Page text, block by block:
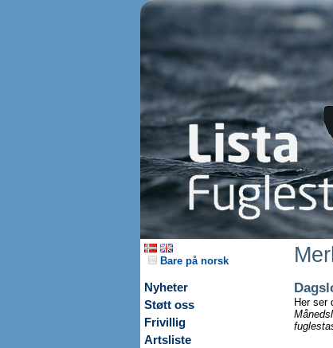
Bare på norsk
Nyheter
Støtt oss
Frivillig
Artsliste
Her ser